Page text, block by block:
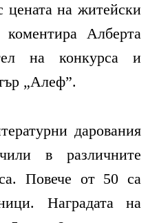
цената на житейски
Алберта
на конкурса и
„Алеф”.
дарования
в различните
Повече от 50 са
Наградата на